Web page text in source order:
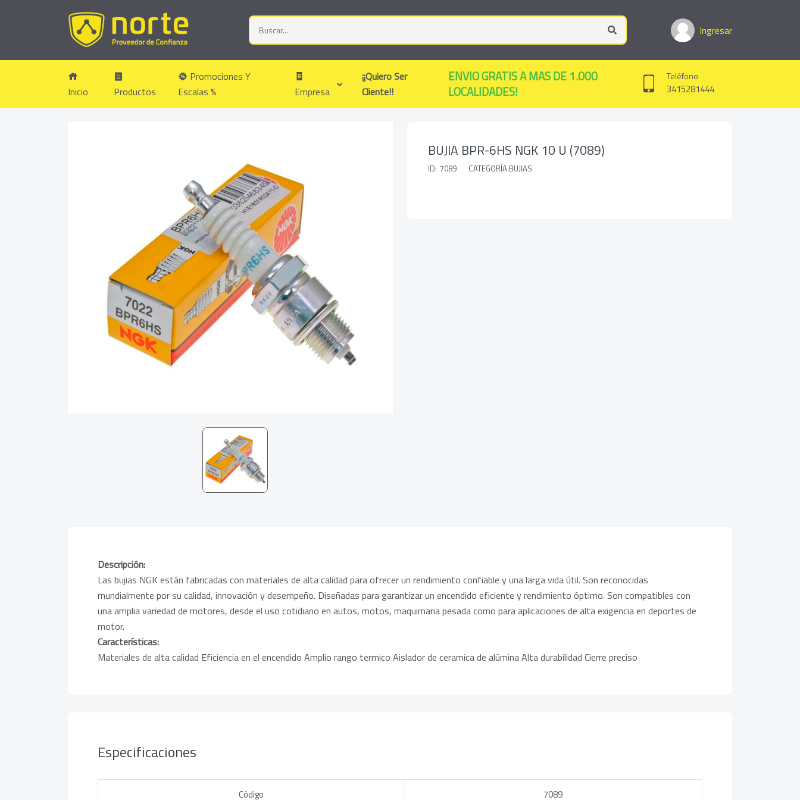
Ingresar
Inicio Productos
Promociones Y
Escalas %
Empresa
¡¡Quiero Ser
Cliente!!
ENVIO GRATIS A MAS DE 1.000
LOCALIDADES!
Teléfono
3415281444
BUJIA BPR-6HS NGK 10 U (7089)
ID: 7089 CATEGORÍA:BUJIAS
Descripción:
Las bujias NGK están fabricadas con materiales de alta calidad para ofrecer un rendimiento confiable y una larga vida útil. Son reconocidas
mundialmente por su calidad, innovación y desempeño. Diseñadas para garantizar un encendido eficiente y rendimiento óptimo. Son compatibles con
una amplia variedad de motores, desde el uso cotidiano en autos, motos, maquimaria pesada como para aplicaciones de alta exigencia en deportes de
motor.
Características:
Materiales de alta calidad Eficiencia en el encendido Amplio rango termico Aislador de ceramica de alúmina Alta durabilidad Cierre preciso
Especificaciones
Código 7089